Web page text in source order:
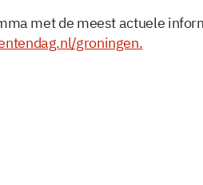
met de meest actuele
groningen.